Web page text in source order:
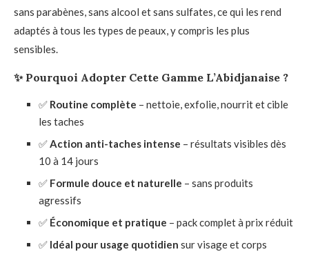
sans parabènes, sans alcool et sans sulfates, ce qui les rend
adaptés à tous les types de peaux, y compris les plus
sensibles.
✨ Pourquoi Adopter Cette Gamme L’Abidjanaise ?
✅ Routine complète – nettoie, exfolie, nourrit et cible
les taches
✅Action anti-taches intense – résultats visibles dès
10 à 14 jours
✅ Formule douce et naturelle – sans produits
agressifs
✅ Économique et pratique – pack complet à prix réduit
✅ Idéal pour usage quotidien sur visage et corps